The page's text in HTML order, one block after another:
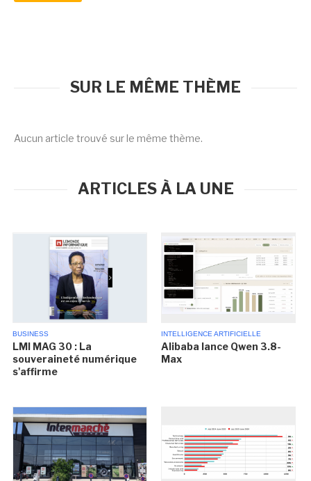
SUR LE MÊME THÈME
Aucun article trouvé sur le même thème.
ARTICLES À LA UNE
BUSINESS
LMI MAG 30 : La
souveraineté numérique
s'affirme
INTELLIGENCE ARTIFICIELLE
Alibaba lance Qwen 3.8-
Max